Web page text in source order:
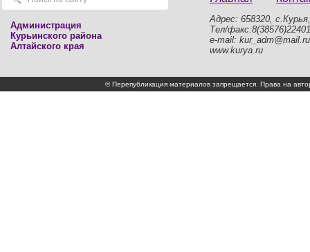
Администрация
Курьинского района
Алтайского края
Адрес: 658320,
Тел/факс:8(38576)22401
e-mail: kur_adm@mail.ru
www.kurya.ru
© Перепубликация материалов запрещается. Права